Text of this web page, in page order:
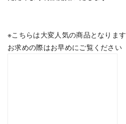
※こちらは大変人気の商品となります
お求めの際はお早めにご覧ください